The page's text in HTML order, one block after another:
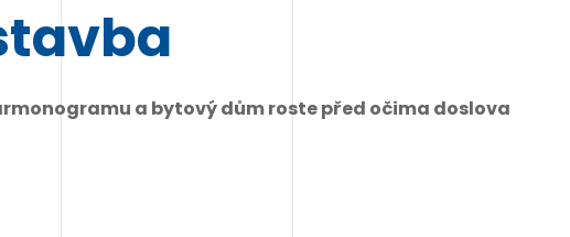
a bytový dům roste před očima doslova